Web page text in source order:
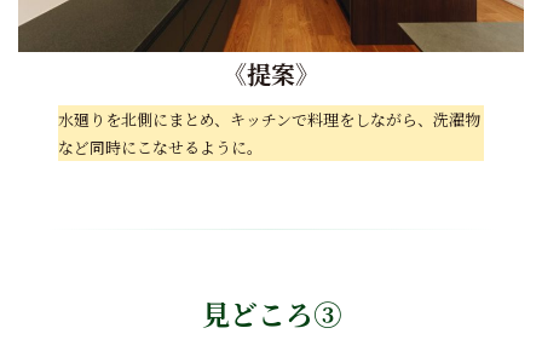
《提案》
水廻りを北側にまとめ、キッチンで料理をしながら、洗濯物
など同時にこなせるように。
見どころ③